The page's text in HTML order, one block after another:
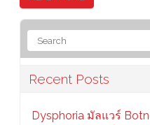
Recent Posts
Dysphoria มัลแวร์